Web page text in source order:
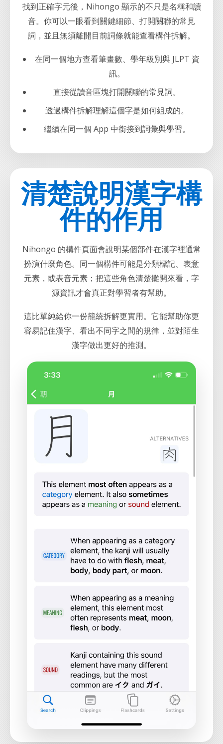
找到正確字元後，Nihongo 顯示的不只是名稱和讀
音。你可以一眼看到關鍵細節、打開關聯的常見
詞，並且無須離開目前詞條就能查看構件拆解。
在同一個地方查看筆畫數、學年級別與 JLPT 資
訊。
直接從讀音區塊打開關聯的常見詞。
透過構件拆解理解這個字是如何組成的。
繼續在同一個 App 中銜接到詞彙與學習。
清楚說明漢字構
件的作用
Nihongo 的構件頁面會說明某個部件在漢字裡通常
扮演什麼角色。同一個構件可能是分類標記、表意
元素，或表音元素；把這些角色清楚攤開來看，字
源資訊才會真正對學習者有幫助。
這比單純給你一份籠統拆解更實用。它能幫助你更
容易記住漢字、看出不同字之間的規律，並對陌生
漢字做出更好的推測。